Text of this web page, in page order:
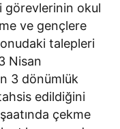
görevlerinin okul
ve gençlere
talepleri
Nisan
3 dönümlük
edildiğini
çekme